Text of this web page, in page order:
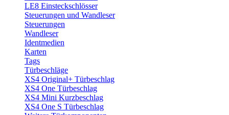
LE8 Einsteckschlösser
Steuerungen und Wandleser
Steuerungen
Wandleser
Identmedien
Karten
Tags
Türbeschläge
XS4 Original+ Türbeschlag
XS4 One Türbeschlag
XS4 Mini Kurzbeschlag
XS4 One S Türbeschlag